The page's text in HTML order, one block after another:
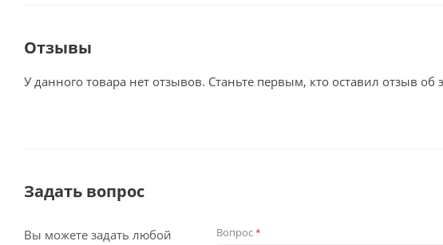
Отзывы
У данного товара нет отзывов. Станьте первым, кто оставил отзыв об
Задать вопрос
Вы можете задать любой
Вопрос*